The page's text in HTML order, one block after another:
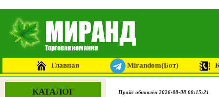
Главная Mirandom(Бот)
КАТАЛОГ Прайс обновлён 2026-08-08 00:15:21